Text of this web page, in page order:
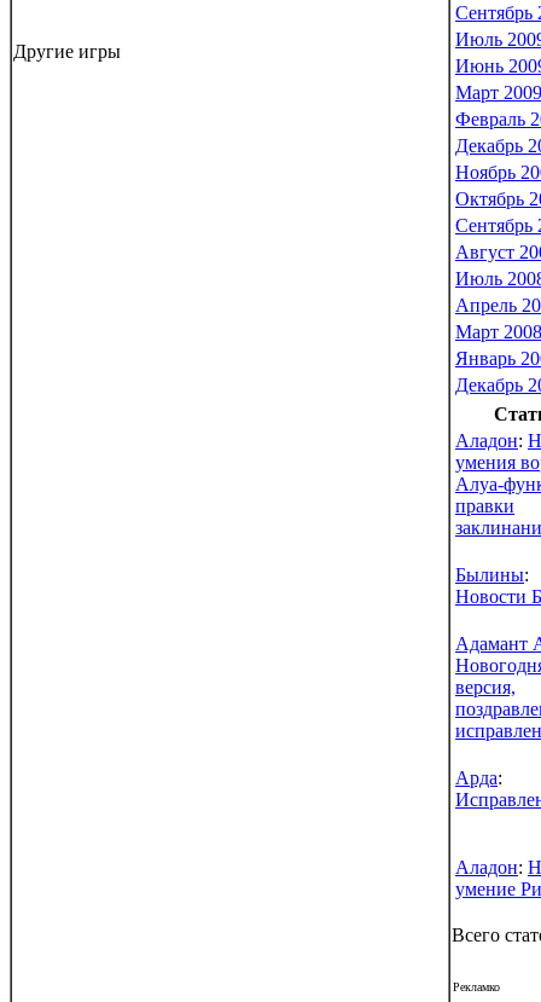
Другие игры
Сентябрь
Июль
Июнь
Март 2009
Февраль
Декабрь
Ноябрь
Октябрь
Сентябрь
Август
Июль
Апрель
Март 2008
Январь
Декабрь
Аладон:
умения
Алуа-
правки
Былины:
Новости
Адамант
версия,
Арда:
Аладон:
умение
Всего
Рекламко